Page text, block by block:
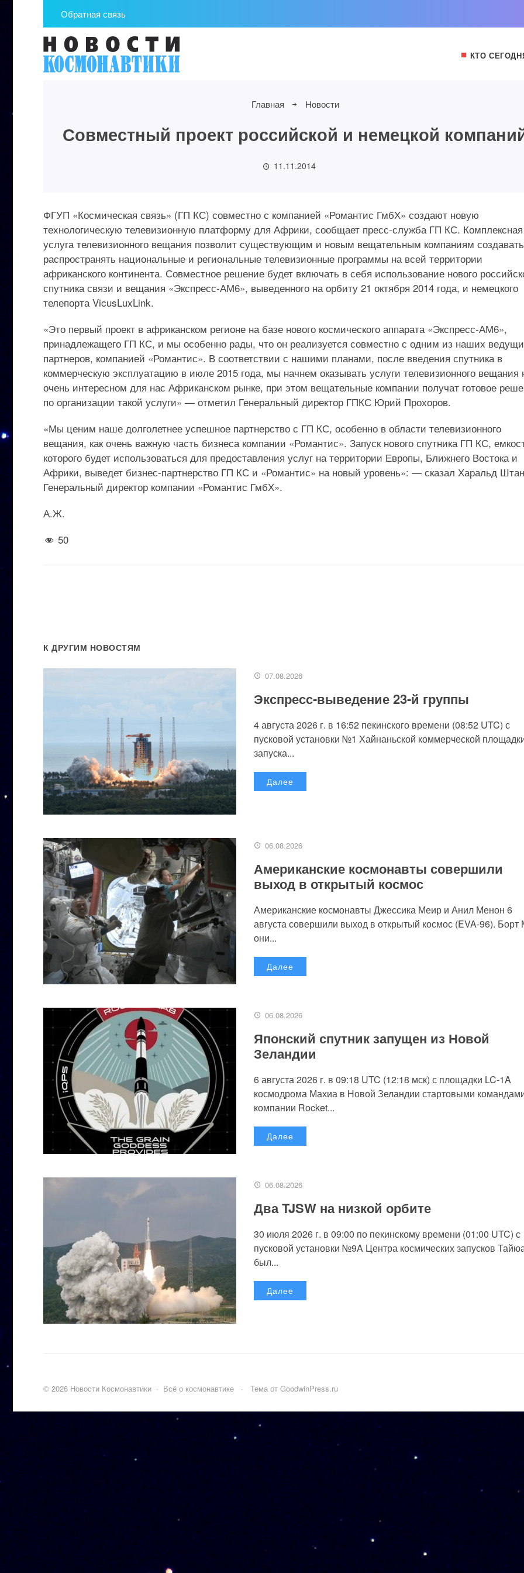
Обратная связь
КТО
Главная Новости
Совместный проект российской и немецкой
11.11.2014
ФГУП «Космическая связь» (ГП КС) совместно с компанией «Романтис ГмбХ» создают новую
технологическую телевизионную платформу для Африки, сообщает пресс-служба ГП КС. Комплексная
услуга телевизионного вещания позволит существующим и новым вещательным компаниям
распространять национальные и региональные телевизионные программы на всей территории
африканского континента. Совместное решение будет включать в себя использование нового
спутника связи и вещания «Экспресс-АМ6», выведенного на орбиту 21 октября 2014 года, и немецкого
телепорта VicusLuxLink.
«Это первый проект в африканском регионе на базе нового космического аппарата «Экспресс-АМ6»,
принадлежащего ГП КС, и мы особенно рады, что он реализуется совместно с одним из наших
партнеров, компанией «Романтис». В соответствии с нашими планами, после введения спутника в
коммерческую эксплуатацию в июле 2015 года, мы начнем оказывать услуги телевизионного вещания
очень интересном для нас Африканском рынке, при этом вещательные компании получат готовое
по организации такой услуги» — отметил Генеральный директор ГПКС Юрий Прохоров.
«Мы ценим наше долголетнее успешное партнерство с ГП КС, особенно в области телевизионного
вещания, как очень важную часть бизнеса компании «Романтис». Запуск нового спутника ГП КС,
которого будет использоваться для предоставления услуг на территории Европы, Ближнего Востока и
Африки, выведет бизнес-партнерство ГП КС и «Романтис» на новый уровень»: — сказал Харальд
Генеральный директор компании «Романтис ГмбХ».
А.Ж.
50
К ДРУГИМ НОВОСТЯМ
07.08.2026
Экспресс-выведение 23-й группы
4 августа 2026 г. в 16:52 пекинского времени (08:52 UTC) с
пусковой установки №1 Хайнаньской коммерческой
запуска...
Далее
06.08.2026
Американские космонавты совершили
выход в открытый космос
Американские космонавты Джессика Меир и Анил Менон 6
августа совершили выход в открытый космос (EVA-96).
они...
Далее
06.08.2026
Японский спутник запущен из Новой
Зеландии
6 августа 2026 г. в 09:18 UTC (12:18 мск) с площадки LC-1A
космодрома Махиа в Новой Зеландии стартовыми
компании Rocket...
Далее
06.08.2026
Два TJSW на низкой орбите
30 июля 2026 г. в 09:00 по пекинскому времени (01:00 UTC) с
пусковой установки №9A Центра космических запусков
был...
Далее
© 2026 Новости Космонавтики · Всё о космонавтике · Тема от GoodwinPress.ru